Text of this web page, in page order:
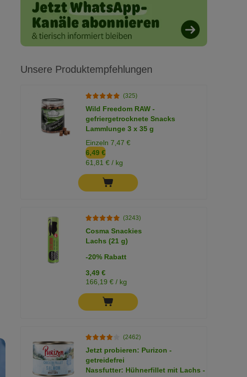
Unsere Produktempfehlungen
(325)
Wild Freedom RAW -
gefriergetrocknete Snacks
Lammlunge 3 x 35 g
Einzeln 7,47 €
6,49 €
61,81 € / kg
(3243)
Cosma Snackies
Lachs (21 g)
-20% Rabatt
3,49 €
166,19 € / kg
(2462)
Jetzt probieren: Purizon -
getreidefrei
Nassfutter: Hühnerfillet mit Lachs -